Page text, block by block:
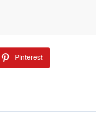
Pinterest